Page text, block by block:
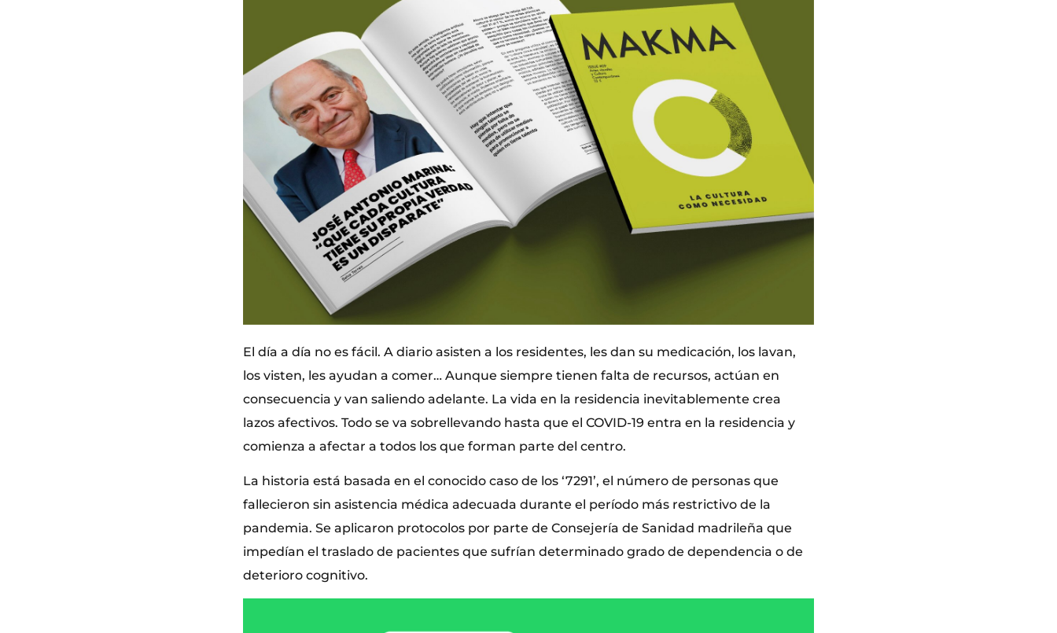
El día a día no es fácil. A diario asisten a los residentes, les dan su medicación, los lavan,
los visten, les ayudan a comer… Aunque siempre tienen falta de recursos, actúan en
consecuencia y van saliendo adelante. La vida en la residencia inevitablemente crea
lazos afectivos. Todo se va sobrellevando hasta que el COVID-19 entra en la residencia y
comienza a afectar a todos los que forman parte del centro.
La historia está basada en el conocido caso de los ‘7291’, el número de personas que
fallecieron sin asistencia médica adecuada durante el período más restrictivo de la
pandemia. Se aplicaron protocolos por parte de Consejería de Sanidad madrileña que
impedían el traslado de pacientes que sufrían determinado grado de dependencia o de
deterioro cognitivo.